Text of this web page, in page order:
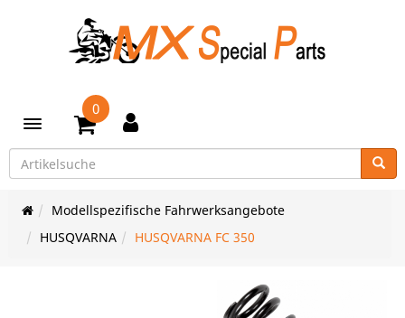
Toggle navigation
0
Modellspezifische Fahrwerksangebote
HUSQVARNA
HUSQVARNA FC 350